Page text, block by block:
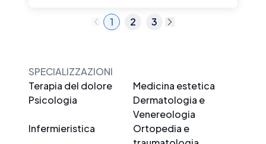
1 2 3
SPECIALIZZAZIONI
Terapia del dolore
Medicina estetica
Psicologia
Dermatologia e
Venereologia
Infermieristica
Ortopedia e